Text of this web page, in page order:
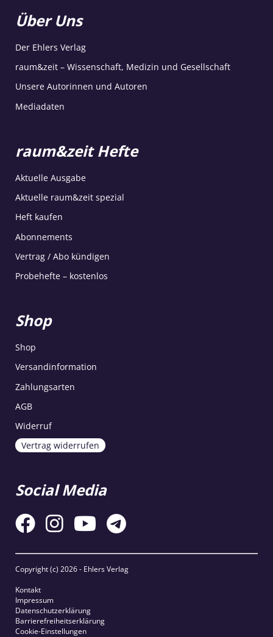
Über Uns
Der Ehlers Verlag
raum&zeit – Wissenschaft, Medizin und Gesellschaft
Unsere Autorinnen und Autoren
Mediadaten
raum&zeit Hefte
Aktuelle Ausgabe
Aktuelle raum&zeit spezial
Heft kaufen
Abonnements
Vertrag / Abo kündigen
Probehefte – kostenlos
Shop
Shop
Versandinformation
Zahlungsarten
AGB
Widerruf
Vertrag widerrufen
Social Media
Copyright (c) 2026 - Ehlers Verlag
Kontakt
Impressum
Datenschutzerklärung
Barrierefreiheitserklärung
Cookie-Einstellungen